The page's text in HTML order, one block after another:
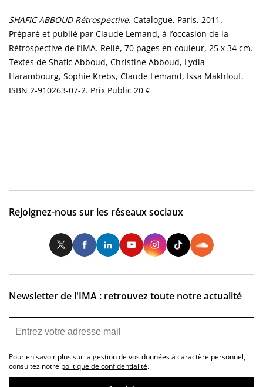
SHAFIC ABBOUD Rétrospective. Catalogue, Paris, 2011.
Préparé et publié par Claude Lemand, à l’occasion de la
Rétrospective de l’IMA. Relié, 70 pages en couleur, 25 x 34 cm.
Textes de Shafic Abboud, Christine Abboud, Lydia
Harambourg, Sophie Krebs, Claude Lemand, Issa Makhlouf.
ISBN 2-910263-07-2. Prix Public 20 €
Rejoignez-nous sur les réseaux sociaux
TwitterFacebookLinkedInYoutubeInstagram
Newsletter de l'IMA : retrouvez toute notre actualité
Pour en savoir plus sur la gestion de vos données à caractère personnel,
consultez notre politique de confidentialité.